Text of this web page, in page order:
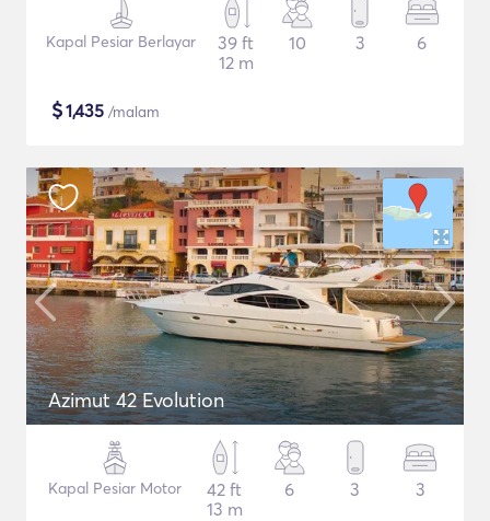
Kapal Pesiar Berlayar
39 ft
12 m
10 3 6
$1,435 /malam
Azimut 42 Evolution
Kapal Pesiar Motor
42 ft
13 m
6 3 3